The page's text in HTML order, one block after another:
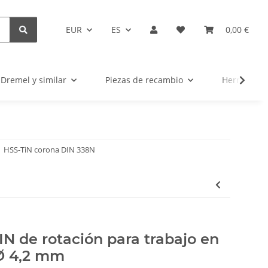
EUR ES 0,00 €
Dremel y similar Piezas de recambio
HSS-TiN corona DIN 338N
de rotación para trabajo en
4,2 mm